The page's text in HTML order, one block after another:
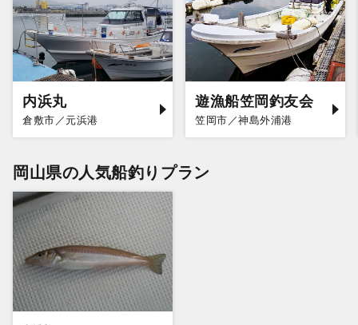
内浜丸
倉敷市／元浜港
遊漁船笠岡釣友会
笠岡市／神島外浦港
岡山県の人気船釣りプラン